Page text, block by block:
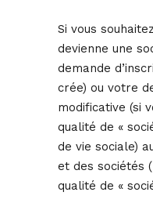
Si vous
devienne une
demande
crée) ou votre
modificative (si
qualité de «
de vie sociale)
et des sociétés
qualité de «